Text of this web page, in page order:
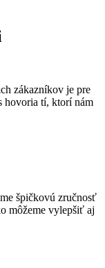
zákazníkov je pre
hovoria tí, ktorí nám
špičkovú zručnosť
môžeme vylepšiť aj